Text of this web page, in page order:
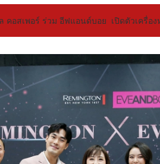
คอสเพอร์ ร่วม อีฟแอนด์บอย เปิดตัวเครื่อ